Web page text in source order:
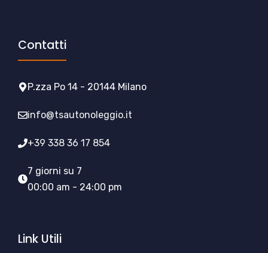
Contatti
P.zza Po 14 - 20144 Milano
info@tsautonoleggio.it
+39 338 36 17 854
7 giorni su 7
00:00 am - 24:00 pm
Link Utili